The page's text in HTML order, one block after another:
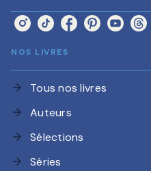
NOS LIVRES
arrow_forward Tous nos livres
arrow_forward Auteurs
arrow_forward Sélections
arrow_forward Séries